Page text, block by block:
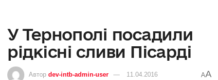
У Тернополі посадили
рідкісні сливи Пісарді
Автор dev-intb-admin-user 11.04.2016 AA